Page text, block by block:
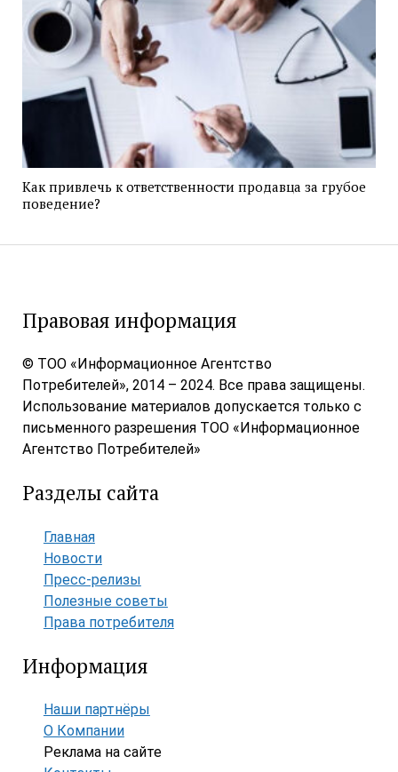
Как привлечь к ответственности продавца за грубое
поведение?
Правовая информация
© ТОО «Информационное Агентство
Потребителей», 2014 – 2024. Все права защищены.
Использование материалов допускается только с
письменного разрешения ТОО «Информационное
Агентство Потребителей»
Разделы сайта
Главная
Новости
Пресс-релизы
Полезные советы
Права потребителя
Информация
Наши партнёры
О Компании
Реклама на сайте